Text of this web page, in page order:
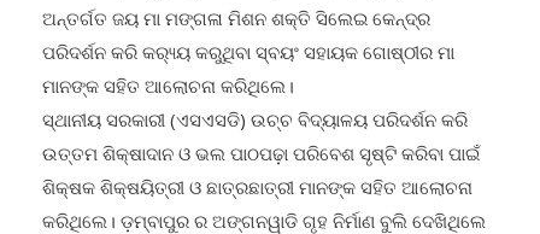
ଅନ୍ତର୍ଗତ ଜୟ ମା ମଙ୍ଗଳା ମିଶନ ଶକ୍ତି ସିଲେଇ କେନ୍ଦ୍ର
ପରିଦର୍ଶନ କରି କର‌୍ୟ୍ୟ କରୁଥିବା ସ୍ବୟଂ ସହାୟକ ଗୋଷ୍ଠୀର ମା
ମାନଙ୍କ ସହିତ ଆଲୋଚନା କରିଥିଲେ।
ସ୍ଥାନୀୟ ସରକାରୀ (ଏସଏସଡି) ଉଚ୍ଚ ବିଦ୍ୟାଳୟ ପରିଦର୍ଶନ କରି
ଉତ୍ତମ ଶିକ୍ଷାଦାନ ଓ ଭଲ ପାଠପଢ଼ା ପରିବେଶ ସୃଷ୍ଟି କରିବା ପାଇଁ
ଶିକ୍ଷକ ଶିକ୍ଷୟିତ୍ରୀ ଓ ଛାତ୍ରଛାତ୍ରୀ ମାନଙ୍କ ସହିତ ଆଲୋଚନା
କରିଥିଲେ। ଡ଼ମ୍ବାପୁର ର ଅଙ୍ଗନୱାଡି ଗୃହ ନିର୍ମାଣ ବୁଲି ଦେଖିଥିଲେ